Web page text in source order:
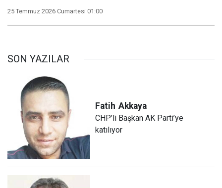
25 Temmuz 2026 Cumartesi 01:00
SON YAZILAR
Fatih Akkaya
CHP’li Başkan AK Parti’ye
katılıyor